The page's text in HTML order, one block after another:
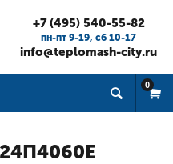
+7 (495) 540-55-82
пн-пт 9-19, cб 10-17
info@teplomash-city.ru
0